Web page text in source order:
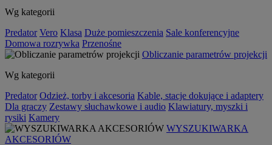
Wg kategorii
Predator Vero Klasa Duże pomieszczenia Sale konferencyjne
Domowa rozrywka Przenośne
Obliczanie parametrów projekcji
Wg kategorii
Predator Odzież, torby i akcesoria Kable, stacje dokujące i adaptery
Dla graczy Zestawy słuchawkowe i audio Klawiatury, myszki i
rysiki Kamery
WYSZUKIWARKA
AKCESORIÓW